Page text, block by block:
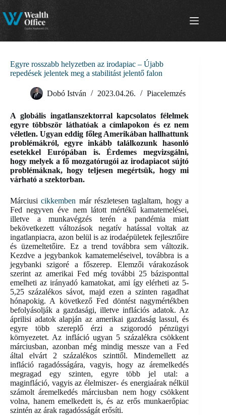
Skip
to
content
Egyre rosszabb helyzetben az irodapiac – Újabb
repedések jelentek meg a stabilitást jelentő falon
Dobó István 2023.04.26. Piacelemzés
A globális ingatlanszektorral kapcsolatos félelmek
egyre többször láthatóak a címlapokon és ez nem
véletlen. Ugyan eddig főleg Amerikában hallhattunk
problémákról, egyre inkább találkozunk hasonló
esetekkel Európában is. Érdemes megvizsgálni,
hogy melyek a fő mozgatórugói az irodapiacot sújtó
problémáknak, hogy teljesen megértsük, hogy mi
várható a szektorban.
Márciusicikkemben már részletesen taglaltam, hogy a
Fed negyven éve nem látott mértékű kamatemelései,
illetve a munkavégzés terén a pandémia miatt
bekövetkezett változások negatív hatással voltak az
ingatlanpiacra, azon belül is az irodaépületek fejlesztőire
és üzemeltetőire. Ez a trend továbbra sem változik.
Kezdve a jegybankok kamatemeléseivel, továbbra is a
jegybanki szigoré a főszerep. Elemzői várakozások
szerint az amerikai Fed még további 25 bázisponttal
emelheti az irányadó kamatokat, ami így elérheti az 5-
5,25 százalékos sávot, majd ezen a szinten ragadhat
hónapokig. A következő Fed döntést nagymértékben
befolyásolják a gazdasági, illetve inflációs adatok. Az
áprilisi adatok alapján az amerikai gazdaság lassul, és
egyre több szereplő érzi a szigorodó pénzügyi
környezetet. Az infláció ugyan 5 százalékra csökkent
márciusban, azonban még mindig messze van a Fed
által elvárt 2 százalékos szinttől. Mindemellett az
infláció ragadósságára, vagyis, hogy az áremelkedés
megragad egy szinten, egyre több jel utal: a
maginfláció, vagyis az élelmiszer- és energiaárak nélkül
számolt áremelkedés márciusban nem hogy csökkent
volna, hanem emelkedett is, és az erős munkaerőpiac
szintén az árak ragadósságát erősíti.